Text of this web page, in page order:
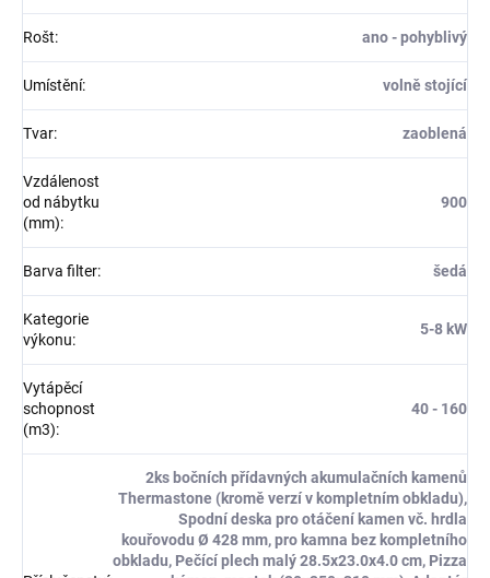
Rošt: ano - pohyblivý
Umístění: volně stojící
Tvar: zaoblená
Vzdálenost
od nábytku
(mm):
900
Barva filter: šedá
Kategorie
výkonu:
5-8 kW
Vytápěcí
schopnost
(m3):
40 - 160
2ks bočních přídavných akumulačních kamenů
Thermastone (kromě verzí v kompletním obkladu),
Spodní deska pro otáčení kamen vč. hrdla
kouřovodu Ø 428 mm, pro kamna bez kompletního
obkladu, Pečící plech malý 28.5x23.0x4.0 cm, Pizza